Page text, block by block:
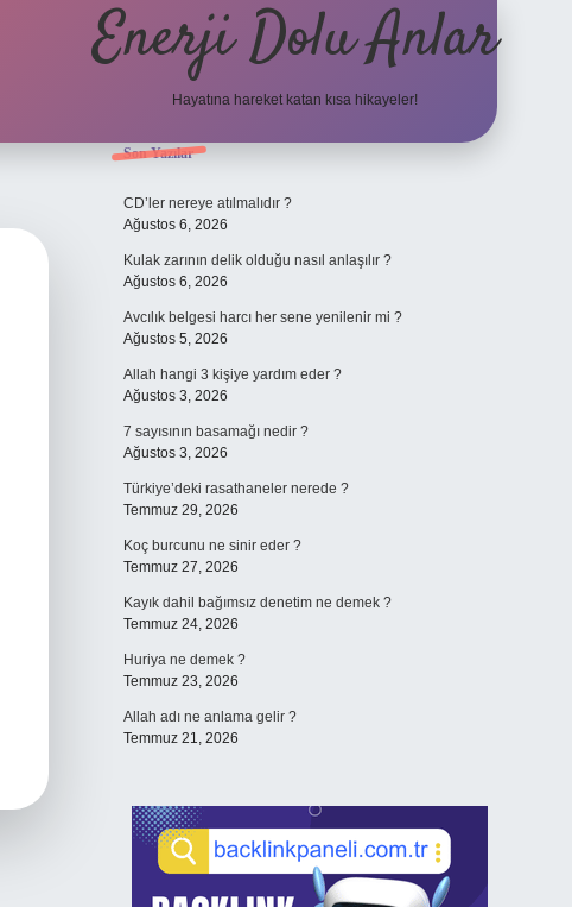
Enerji Dolu Anlar
Hayatına hareket katan kısa hikayeler!
Sidebar
Son Yazılar
CD’ler nereye atılmalıdır ?
Ağustos 6, 2026
Kulak zarının delik olduğu nasıl anlaşılır ?
Ağustos 6, 2026
Avcılık belgesi harcı her sene yenilenir mi ?
Ağustos 5, 2026
Allah hangi 3 kişiye yardım eder ?
Ağustos 3, 2026
7 sayısının basamağı nedir ?
Ağustos 3, 2026
Türkiye’deki rasathaneler nerede ?
Temmuz 29, 2026
Koç burcunu ne sinir eder ?
Temmuz 27, 2026
Kayık dahil bağımsız denetim ne demek ?
Temmuz 24, 2026
Huriya ne demek ?
Temmuz 23, 2026
Allah adı ne anlama gelir ?
Temmuz 21, 2026